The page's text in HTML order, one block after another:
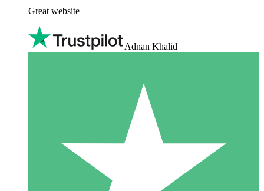
Great website
Adnan Khalid